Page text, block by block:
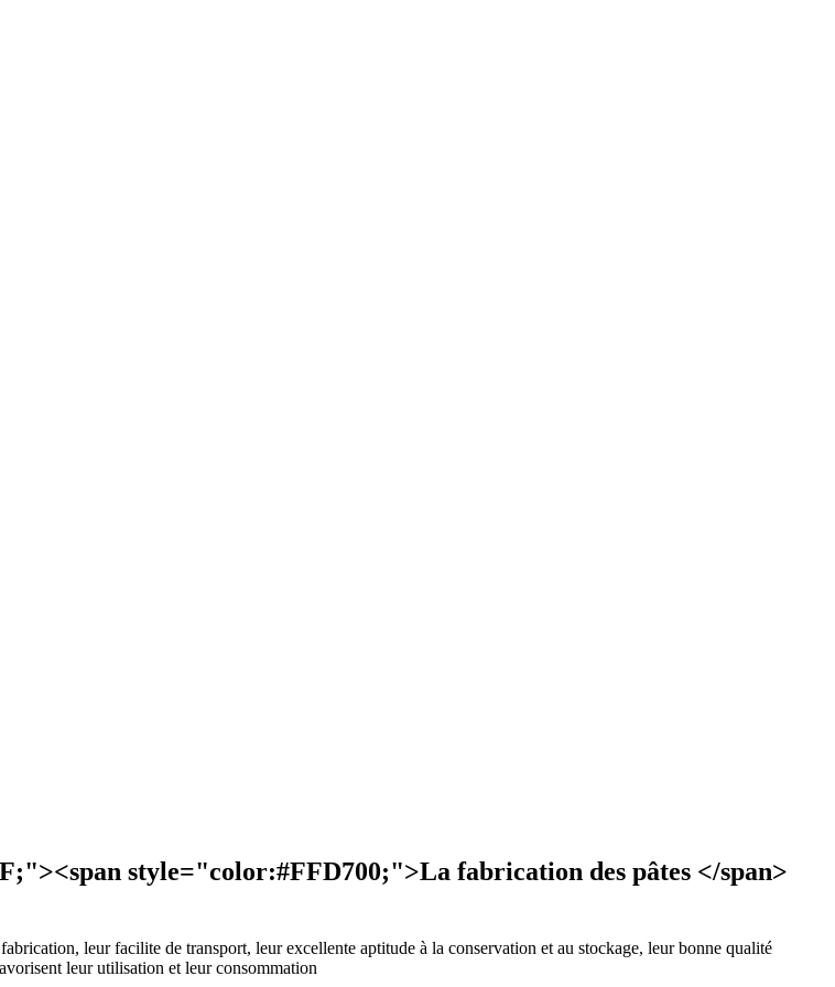
leur facilite de transport, leur excellente aptitude à la conservation et au stockage, leur bonne qualité
leur utilisation et leur consommation